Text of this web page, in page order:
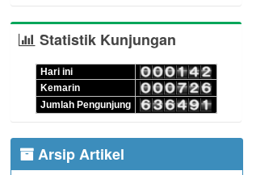
Statistik Kunjungan
Hari ini
Kemarin
Jumlah Pengunjung
Arsip Artikel